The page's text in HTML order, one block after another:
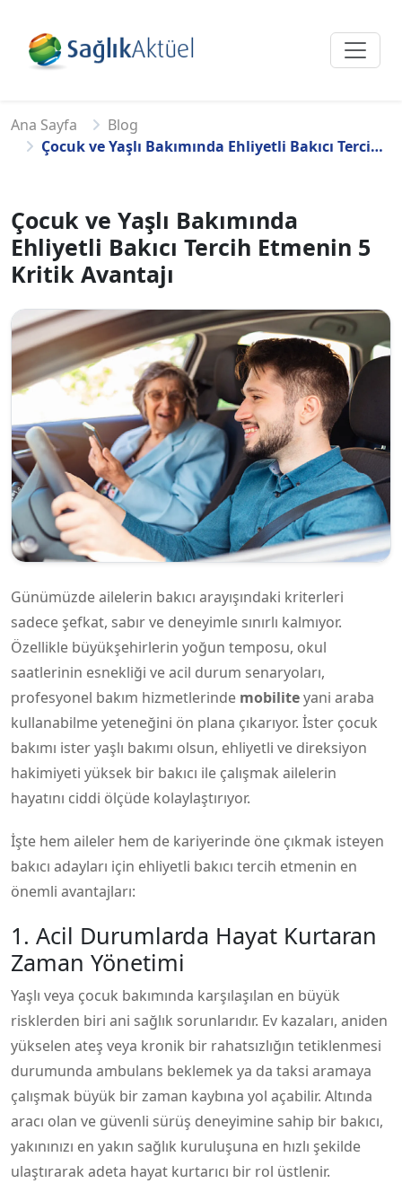
Ana Sayfa
Blog
Çocuk ve Yaşlı Bakımında Ehliyetli Bakıcı Tercih Etmenin 5 Kritik Avantajı
Çocuk ve Yaşlı Bakımında
Ehliyetli Bakıcı Tercih Etmenin 5
Kritik Avantajı
Günümüzde ailelerin bakıcı arayışındaki kriterleri
sadece şefkat, sabır ve deneyimle sınırlı kalmıyor.
Özellikle büyükşehirlerin yoğun temposu, okul
saatlerinin esnekliği ve acil durum senaryoları,
profesyonel bakım hizmetlerinde mobiliteyani araba
kullanabilme yeteneğini ön plana çıkarıyor. İster çocuk
bakımı ister yaşlı bakımı olsun, ehliyetli ve direksiyon
hakimiyeti yüksek bir bakıcı ile çalışmak ailelerin
hayatını ciddi ölçüde kolaylaştırıyor.
İşte hem aileler hem de kariyerinde öne çıkmak isteyen
bakıcı adayları için ehliyetli bakıcı tercih etmenin en
önemli avantajları:
1. Acil Durumlarda Hayat Kurtaran
Zaman Yönetimi
Yaşlı veya çocuk bakımında karşılaşılan en büyük
risklerden biri ani sağlık sorunlarıdır. Ev kazaları, aniden
yükselen ateş veya kronik bir rahatsızlığın tetiklenmesi
durumunda ambulans beklemek ya da taksi aramaya
çalışmak büyük bir zaman kaybına yol açabilir. Altında
aracı olan ve güvenli sürüş deneyimine sahip bir bakıcı,
yakınınızı en yakın sağlık kuruluşuna en hızlı şekilde
ulaştırarak adeta hayat kurtarıcı bir rol üstlenir.